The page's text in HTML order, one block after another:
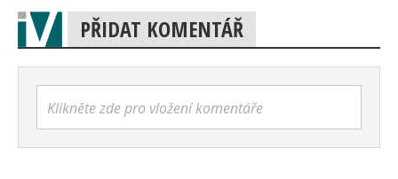
PŘIDAT KOMENTÁŘ
Klikněte zde pro vložení komentáře